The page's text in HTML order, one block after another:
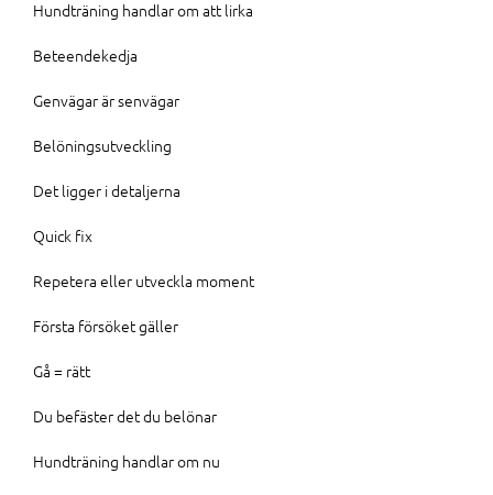
Hundträning handlar om att lirka
Beteendekedja
Genvägar är senvägar
Belöningsutveckling
Det ligger i detaljerna
Quick fix
Repetera eller utveckla moment
Första försöket gäller
Gå = rätt
Du befäster det du belönar
Hundträning handlar om nu